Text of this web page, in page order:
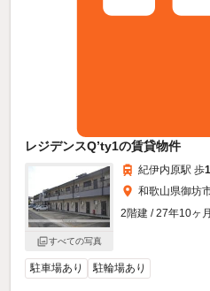
レジデンスQ’ty1の賃貸物件
すべての写真
紀伊内原駅 歩
和歌山県御坊
2階建 / 27年10ヶ
駐車場あり 駐輪場あり